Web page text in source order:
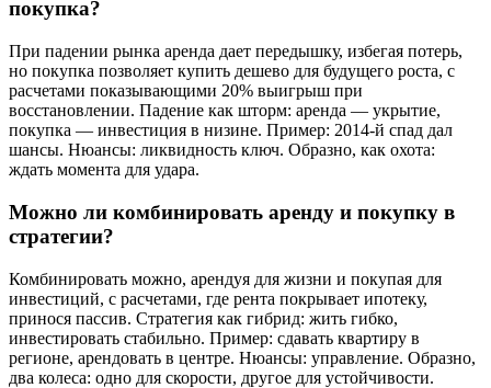
покупка?
При падении рынка аренда дает передышку, избегая потерь,
но покупка позволяет купить дешево для будущего роста, с
расчетами показывающими 20% выигрыш при
восстановлении. Падение как шторм: аренда — укрытие,
покупка — инвестиция в низине. Пример: 2014-й спад дал
шансы. Нюансы: ликвидность ключ. Образно, как охота:
ждать момента для удара.
Можно ли комбинировать аренду и покупку в
стратегии?
Комбинировать можно, арендуя для жизни и покупая для
инвестиций, с расчетами, где рента покрывает ипотеку,
принося пассив. Стратегия как гибрид: жить гибко,
инвестировать стабильно. Пример: сдавать квартиру в
регионе, арендовать в центре. Нюансы: управление. Образно,
два колеса: одно для скорости, другое для устойчивости.